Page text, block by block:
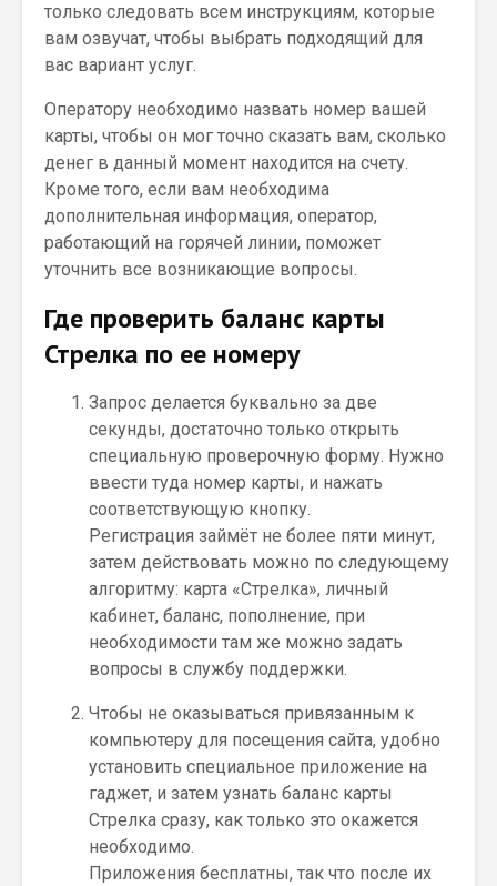
только следовать всем инструкциям, которые
вам озвучат, чтобы выбрать подходящий для
вас вариант услуг.
Оператору необходимо назвать номер вашей
карты, чтобы он мог точно сказать вам, сколько
денег в данный момент находится на счету.
Кроме того, если вам необходима
дополнительная информация, оператор,
работающий на горячей линии, поможет
уточнить все возникающие вопросы.
Где проверить баланс карты
Стрелка по ее номеру
Запрос делается буквально за две
секунды, достаточно только открыть
специальную проверочную форму. Нужно
ввести туда номер карты, и нажать
соответствующую кнопку.
Регистрация займёт не более пяти минут,
затем действовать можно по следующему
алгоритму: карта «Стрелка», личный
кабинет, баланс, пополнение, при
необходимости там же можно задать
вопросы в службу поддержки.
Чтобы не оказываться привязанным к
компьютеру для посещения сайта, удобно
установить специальное приложение на
гаджет, и затем узнать баланс карты
Стрелка сразу, как только это окажется
необходимо.
Приложения бесплатны, так что после их